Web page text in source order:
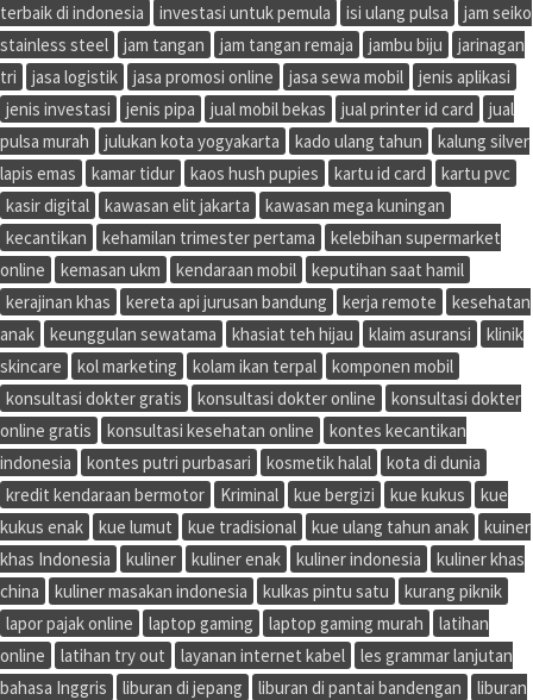
terbaik di indonesia
investasi untuk pemula isi ulang pulsa
jam seiko
stainless steel
jam tangan jam tangan remaja jambu biju
jarinagan
tri
jasa logistik jasa promosi online jasa sewa mobil
jenis aplikasi
jenis investasi
jenis pipa jual mobil bekas jual printer id card
jual
pulsa murah
julukan kota yogyakarta kado ulang tahun
kalung silver
lapis emas
kamar tidur kaos hush pupies kartu id card
kartu pvc
kasir digital
kawasan elit jakarta
kawasan mega kuningan
kecantikan
kehamilan trimester pertama
kelebihan supermarket
online
kemasan ukm kendaraan mobil
keputihan saat hamil
kerajinan khas
kereta api jurusan bandung kerja remote
kesehatan
anak
keunggulan sewatama khasiat teh hijau klaim asuransi
klinik
skincare
kol marketing kolam ikan terpal
komponen mobil
konsultasi dokter gratis
konsultasi dokter online
konsultasi dokter
online gratis
konsultasi kesehatan online
kontes kecantikan
indonesia
kontes putri purbasari kosmetik halal
kota di dunia
kredit kendaraan bermotor
Kriminal kue bergizi kue kukus
kue
kukus enak
kue lumut kue tradisional kue ulang tahun anak
kuiner
khas Indonesia
kuliner kuliner enak kuliner indonesia
kuliner khas
china
kuliner masakan indonesia kulkas pintu satu
kurang piknik
lapor pajak online
laptop gaming laptop gaming murah
latihan
online
latihan try out layanan internet kabel
les grammar lanjutan
bahasa Inggris
liburan di jepang liburan di pantai bandengan
liburan